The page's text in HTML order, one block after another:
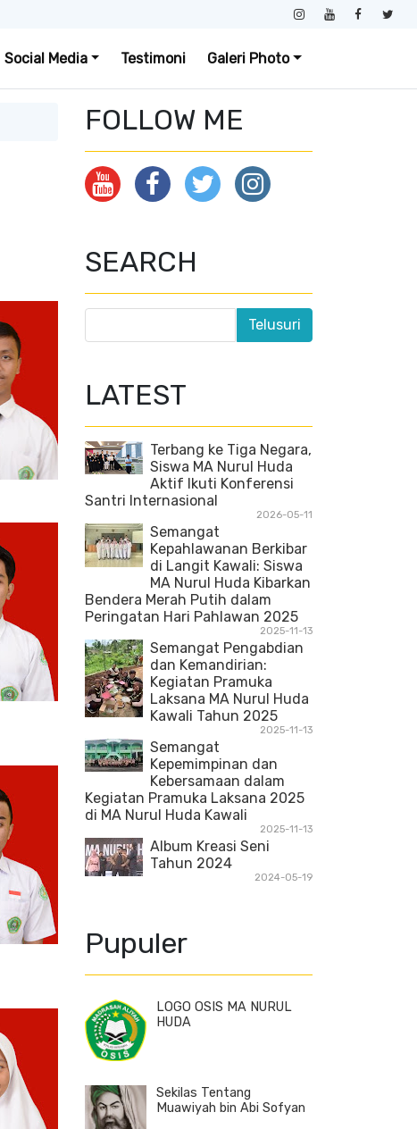
Social Media Testimoni Galeri Photo
FOLLOW ME
SEARCH
LATEST
Terbang ke Tiga Negara,
Siswa MA Nurul Huda
Aktif Ikuti Konferensi
Santri Internasional
2026-05-11
Semangat
Kepahlawanan Berkibar
di Langit Kawali: Siswa
MA Nurul Huda Kibarkan
Bendera Merah Putih dalam
Peringatan Hari Pahlawan 2025
2025-11-13
Semangat Pengabdian
dan Kemandirian:
Kegiatan Pramuka
Laksana MA Nurul Huda
Kawali Tahun 2025
2025-11-13
Semangat
Kepemimpinan dan
Kebersamaan dalam
Kegiatan Pramuka Laksana 2025
di MA Nurul Huda Kawali
2025-11-13
Album Kreasi Seni
Tahun 2024
2024-05-19
Pupuler
LOGO OSIS MA NURUL
HUDA
Sekilas Tentang
Muawiyah bin Abi Sofyan